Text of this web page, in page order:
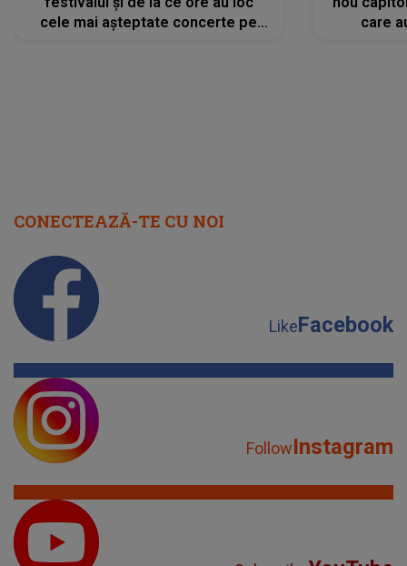
cele mai așteptate concerte pe
care
CONECTEAZĂ-TE CU NOI
LikeFacebook
FollowInstagram